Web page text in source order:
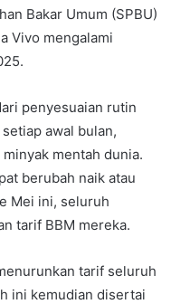
Bakar Umum (SPBU)
Vivo mengalami
penyesuaian rutin
awal bulan,
mentah dunia.
berubah naik atau
Mei ini, seluruh
tarif BBM mereka.
tarif seluruh
ini kemudian disertai